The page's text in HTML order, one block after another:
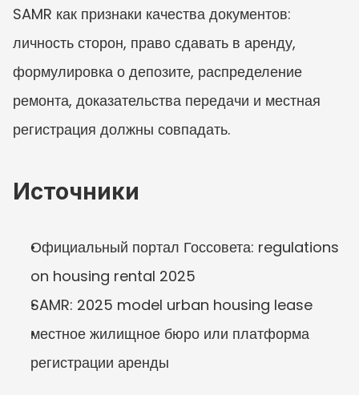
SAMR как признаки качества документов:
личность сторон, право сдавать в аренду,
формулировка о депозите, распределение
ремонта, доказательства передачи и местная
регистрация должны совпадать.
Источники
Официальный портал Госсовета: regulations
on housing rental 2025
SAMR: 2025 model urban housing lease
местное жилищное бюро или платформа
регистрации аренды